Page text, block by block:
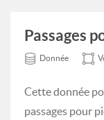
Passages
Donnée
Cette donnée
passages pour